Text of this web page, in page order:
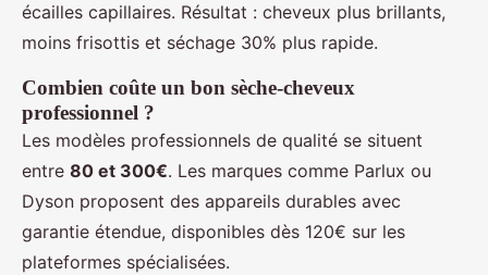
écailles capillaires. Résultat : cheveux plus brillants,
moins frisottis et séchage 30% plus rapide.
Combien coûte un bon sèche-cheveux
professionnel ?
Les modèles professionnels de qualité se situent
entre 80 et 300€. Les marques comme Parlux ou
Dyson proposent des appareils durables avec
garantie étendue, disponibles dès 120€ sur les
plateformes spécialisées.